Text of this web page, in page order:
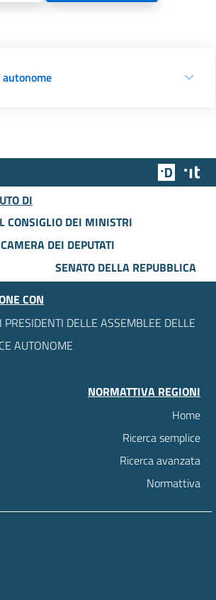
Team
DI
CONSIGLIO DEI MINISTRI
CAMERA DEI DEPUTATI
SENATO DELLA REPUBBLICA
CON
PRESIDENTI DELLE ASSEMBLEE DELLE
AUTONOME
NORMATTIVA REGIONI
Home
Ricerca semplice
Ricerca avanzata
Normattiva